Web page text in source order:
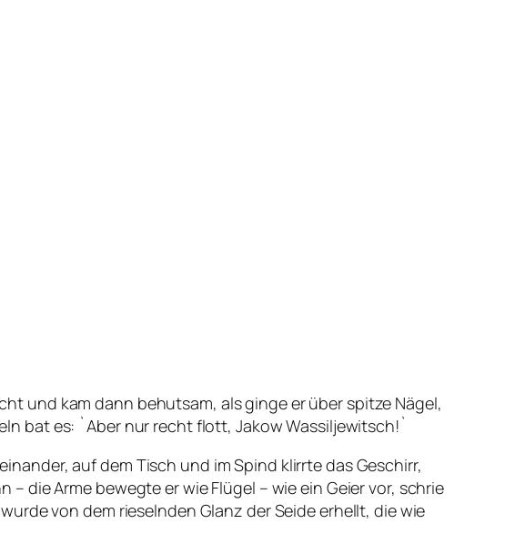
und kam dann behutsam, als ginge er über spitze Nägel,
bat es: `Aber nur recht flott, Jakow Wassiljewitsch!`
auf dem Tisch und im Spind klirrte das Geschirr,
die Arme bewegte er wie Flügel – wie ein Geier vor, schrie
von dem rieselnden Glanz der Seide erhellt, die wie